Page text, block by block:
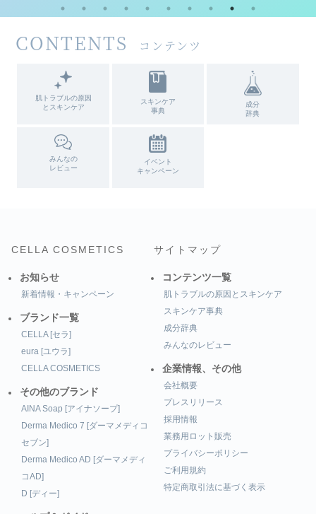
CONTENTS コンテンツ
肌トラブルの原因
とスキンケア
スキンケア
事典
成分
辞典
みんなの
レビュー
イベント
キャンペーン
CELLA COSMETICS
お知らせ
新着情報・キャンペーン
ブランド一覧
CELLA [セラ]
eura [ユウラ]
CELLA COSMETICS
その他のブランド
AINA Soap [アイナソープ]
Derma Medico 7 [ダーマメディコ
セブン]
Derma Medico AD [ダーマメディ
コAD]
D [ディー]
サイトマップ
コンテンツ一覧
肌トラブルの原因とスキンケア
スキンケア事典
成分辞典
みんなのレビュー
企業情報、その他
会社概要
プレスリリース
採用情報
業務用ロット販売
プライバシーポリシー
ご利用規約
特定商取引法に基づく表示